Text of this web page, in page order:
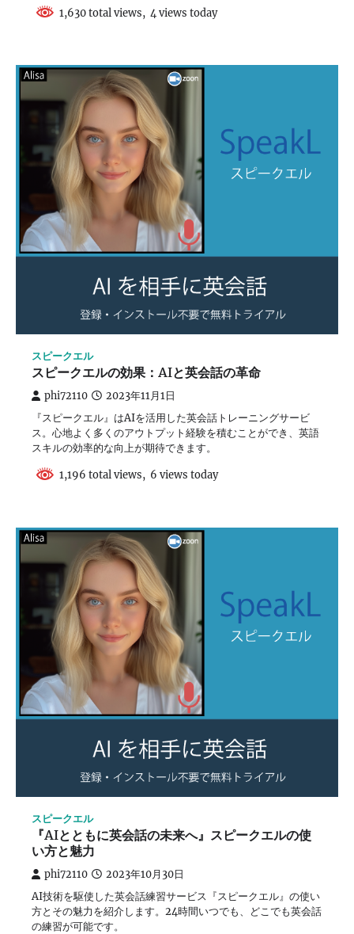
1,630 total views, 4 views today
スピークエル
スピークエルの効果：AIと英会話の革命
phi72110 2023年11月1日
『スピークエル』はAIを活用した英会話トレーニングサービ
ス。心地よく多くのアウトプット経験を積むことができ、英語
スキルの効率的な向上が期待できます。
1,196 total views, 6 views today
スピークエル
『AIとともに英会話の未来へ』スピークエルの使
い方と魅力
phi72110 2023年10月30日
AI技術を駆使した英会話練習サービス『スピークエル』の使い
方とその魅力を紹介します。24時間いつでも、どこでも英会話
の練習が可能です。